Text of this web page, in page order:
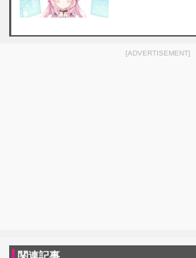
[ADVERTISEMENT]
関連記事